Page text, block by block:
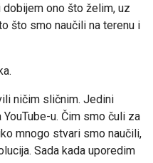
ono što želim, uz
što smo naučili na terenu i
ničim sličnim. Jedini
u. Čim smo čuli za
mnogo stvari smo naučili,
Sada kada uporedim